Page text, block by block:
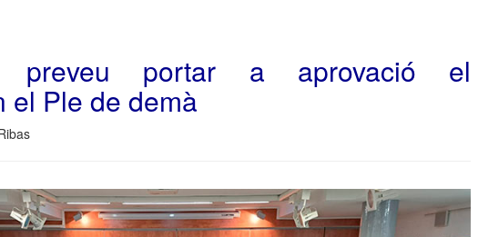
preveu portar a aprovació el
el Ple de demà